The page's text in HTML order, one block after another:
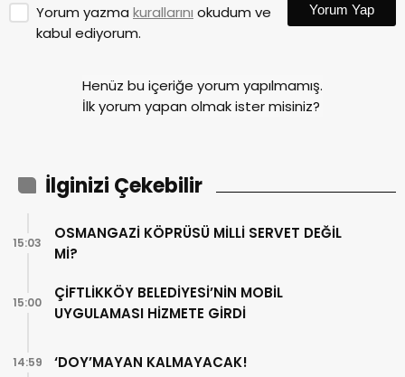
Yorum yazma kurallarını okudum ve
kabul ediyorum.
Yorum Yap
Henüz bu içeriğe yorum yapılmamış.
İlk yorum yapan olmak ister misiniz?
İlginizi Çekebilir
OSMANGAZİ KÖPRÜSÜ MİLLİ SERVET DEĞİL
Mİ?
15:03
ÇİFTLİKKÖY BELEDİYESİ’NİN MOBİL
UYGULAMASI HİZMETE GİRDİ
15:00
‘DOY’MAYAN KALMAYACAK!
14:59